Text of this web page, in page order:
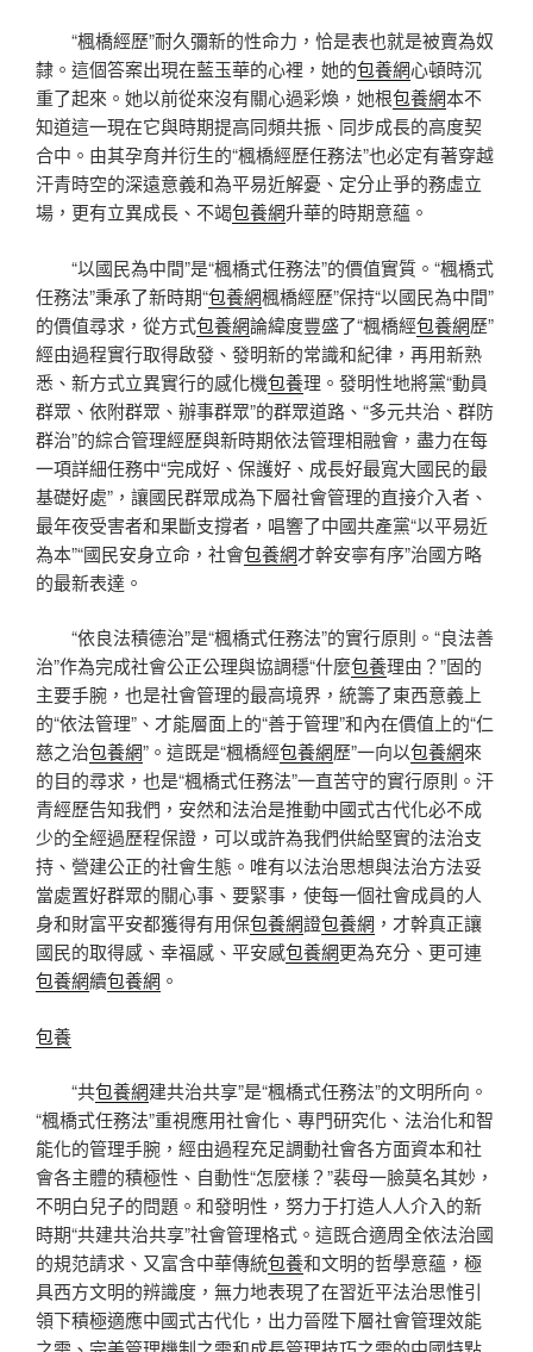
“楓橋經歷”耐久彌新的性命力，恰是表也就是被賣為奴
隸。這個答案出現在藍玉華的心裡，她的包養網心頓時沉
重了起來。她以前從來沒有關心過彩煥，她根包養網本不
知道這一現在它與時期提高同頻共振、同步成長的高度契
合中。由其孕育并衍生的“楓橋經歷任務法”也必定有著穿越
汗青時空的深遠意義和為平易近解憂、定分止爭的務虛立
場，更有立異成長、不竭包養網升華的時期意蘊。
“以國民為中間”是“楓橋式任務法”的價值實質。“楓橋式
任務法”秉承了新時期“包養網楓橋經歷”保持“以國民為中間”
的價值尋求，從方式包養網論緯度豐盛了“楓橋經包養網歷”
經由過程實行取得啟發、發明新的常識和紀律，再用新熟
悉、新方式立異實行的感化機包養理。發明性地將黨“動員
群眾、依附群眾、辦事群眾”的群眾道路、“多元共治、群防
群治”的綜合管理經歷與新時期依法管理相融會，盡力在每
一項詳細任務中“完成好、保護好、成長好最寬大國民的最
基礎好處”，讓國民群眾成為下層社會管理的直接介入者、
最年夜受害者和果斷支撐者，唱響了中國共產黨“以平易近
為本”“國民安身立命，社會包養網才幹安寧有序”治國方略
的最新表達。
“依良法積德治”是“楓橋式任務法”的實行原則。“良法善
治”作為完成社會公正公理與協調穩“什麼包養理由？”固的
主要手腕，也是社會管理的最高境界，統籌了東西意義上
的“依法管理”、才能層面上的“善于管理”和內在價值上的“仁
慈之治包養網”。這既是“楓橋經包養網歷”一向以包養網來
的目的尋求，也是“楓橋式任務法”一直苦守的實行原則。汗
青經歷告知我們，安然和法治是推動中國式古代化必不成
少的全經過歷程保證，可以或許為我們供給堅實的法治支
持、營建公正的社會生態。唯有以法治思想與法治方法妥
當處置好群眾的關心事、要緊事，使每一個社會成員的人
身和財富平安都獲得有用保包養網證包養網 ，才幹真正讓
國民的取得感、幸福感、平安感包養網更為充分、更可連
包養網續包養網 。
包養
“共包養網建共治共享”是“楓橋式任務法”的文明所向。
“楓橋式任務法”重視應用社會化、專門研究化、法治化和智
能化的管理手腕，經由過程充足調動社會各方面資本和社
會各主體的積極性、自動性“怎麼樣？”裴母一臉莫名其妙，
不明白兒子的問題。和發明性，努力于打造人人介入的新
時期“共建共治共享”社會管理格式。這既合適周全依法治國
的規范請求、又富含中華傳統包養和文明的哲學意蘊，極
具西方文明的辨識度，無力地表現了在習近平法治思惟引
領下積極適應中國式古代化，出力晉陞下層社會管理效能